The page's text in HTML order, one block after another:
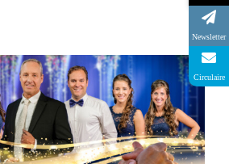
Newsletter
Circulaire